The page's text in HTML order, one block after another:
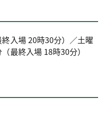
入場 20時30分）／土曜
最終入場 18時30分）